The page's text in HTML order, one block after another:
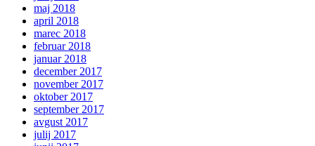
maj 2018
april 2018
marec 2018
februar 2018
januar 2018
december 2017
november 2017
oktober 2017
september 2017
avgust 2017
julij 2017